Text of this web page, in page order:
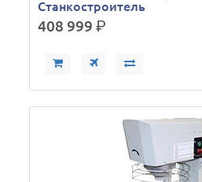
Станкостроитель
408 999р.